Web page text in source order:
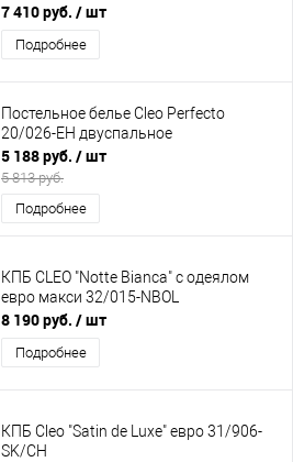
7 410 руб. / шт
Подробнее
Постельное белье Cleo Perfecto
20/026-EH двуспальное
5 188 руб. / шт
5 813 руб.
Подробнее
КПБ CLEO "Notte Bianca" с одеялом
евро макси 32/015-NBOL
8 190 руб. / шт
Подробнее
КПБ Cleo "Satin de Luxe" евро 31/906-
SK/CH